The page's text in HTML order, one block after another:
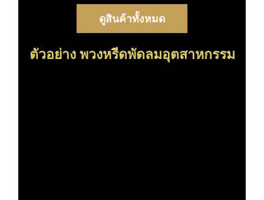
ดูสินค้าทั้งหมด
ตัวอย่าง พวงหรีดพัดลมอุตสาหกรรม